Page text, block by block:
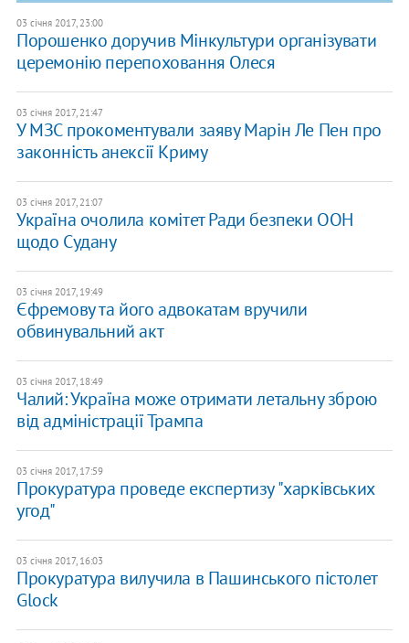
03 січня 2017, 23:00
Порошенко доручив Мінкультури організувати
церемонію перепоховання Олеся
03 січня 2017, 21:47
У МЗС прокоментували заяву Марін Ле Пен про
законність анексії Криму
03 січня 2017, 21:07
Україна очолила комітет Ради безпеки ООН
щодо Судану
03 січня 2017, 19:49
Єфремову та його адвокатам вручили
обвинувальний акт
03 січня 2017, 18:49
Чалий: Україна може отримати летальну зброю
від адміністрації Трампа
03 січня 2017, 17:59
Прокуратура проведе експертизу "харківських
угод"
03 січня 2017, 16:03
Прокуратура вилучила в Пашинського пістолет
Glock